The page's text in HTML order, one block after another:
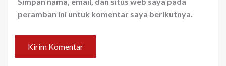
peramban ini untuk komentar saya berikutnya.